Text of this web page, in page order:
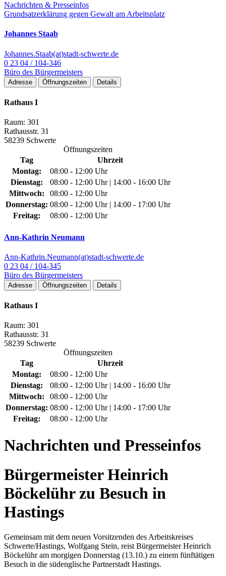
Nachrichten & Presseinfos
Grundsatzerklärung gegen Gewalt am Arbeitsplatz
Johannes Staab
Johannes.Staab(at)stadt-schwerte.de
0 23 04 / 104-346
Büro des Bürgermeisters
Adresse Öffnungszeiten Details
Rathaus I
Raum: 301
Rathausstr. 31
58239 Schwerte
Öffnungszeiten
Tag
Uhrzeit
Montag:
08:00 - 12:00 Uhr
Dienstag:
08:00 - 12:00 Uhr | 14:00 - 16:00 Uhr
Mittwoch:
08:00 - 12:00 Uhr
Donnerstag: 08:00 - 12:00 Uhr | 14:00 - 17:00 Uhr
Freitag:
08:00 - 12:00 Uhr
Ann-Kathrin Neumann
Ann-Kathrin.Neumann(at)stadt-schwerte.de
0 23 04 / 104-345
Büro des Bürgermeisters
Adresse Öffnungszeiten Details
Rathaus I
Raum: 301
Rathausstr. 31
58239 Schwerte
Öffnungszeiten
Tag
Uhrzeit
Montag:
08:00 - 12:00 Uhr
Dienstag:
08:00 - 12:00 Uhr | 14:00 - 16:00 Uhr
Mittwoch:
08:00 - 12:00 Uhr
Donnerstag: 08:00 - 12:00 Uhr | 14:00 - 17:00 Uhr
Freitag:
08:00 - 12:00 Uhr
Nachrichten und Presseinfos
Bürgermeister Heinrich
Böckelühr zu Besuch in
Hastings
Gemeinsam mit dem neuen Vorsitzenden des Arbeitskreises
Schwerte/Hastings, Wolfgang Stein, reist Bürgermeister Heinrich
Böckelühr am morgigen Donnerstag (13.10.) zu einem fünftätigen
Besuch in die südenglische Partnerstadt Hastings.